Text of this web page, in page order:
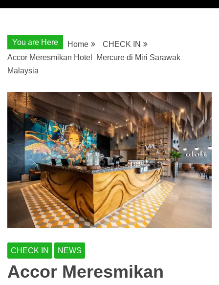
You are Here Home
CHECK IN
Accor Meresmikan Hotel Mercure di Miri Sarawak
Malaysia
CHECK IN NEWS
Accor Meresmikan